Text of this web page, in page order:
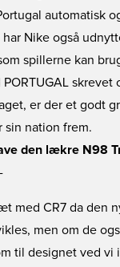
automatisk
Nike også
spillerne kan
skrevet
er der et godt
sin nation frem.
den lækre N98
med CR7 da den
men om de
til designet ved vi